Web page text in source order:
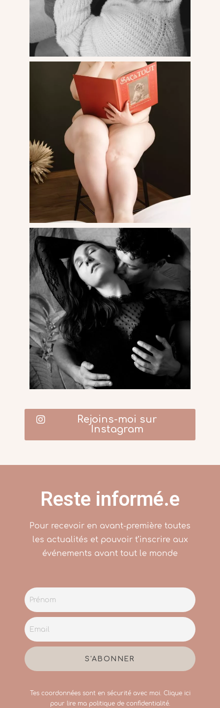
Rejoins-moi sur
Instagram
Reste informé.e
Pour recevoir en avant-première toutes
les actualités et pouvoir t’inscrire aux
événements avant tout le monde
Tes coordonnées sont en sécurité avec moi. Clique ici
pour lire ma politique de confidentialité.